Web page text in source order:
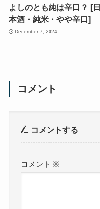
よしのとも純は辛口？ [日
本酒・純米・やや辛口]
December 7, 2024
コメント
コメントする
コメント ※